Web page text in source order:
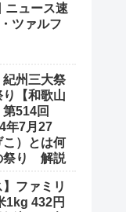
ニュース速
ツァルフ
州三大祭
【和歌山
514回
年7月27
）とは何
祭り 解説
】ファミリ
1kg 432円